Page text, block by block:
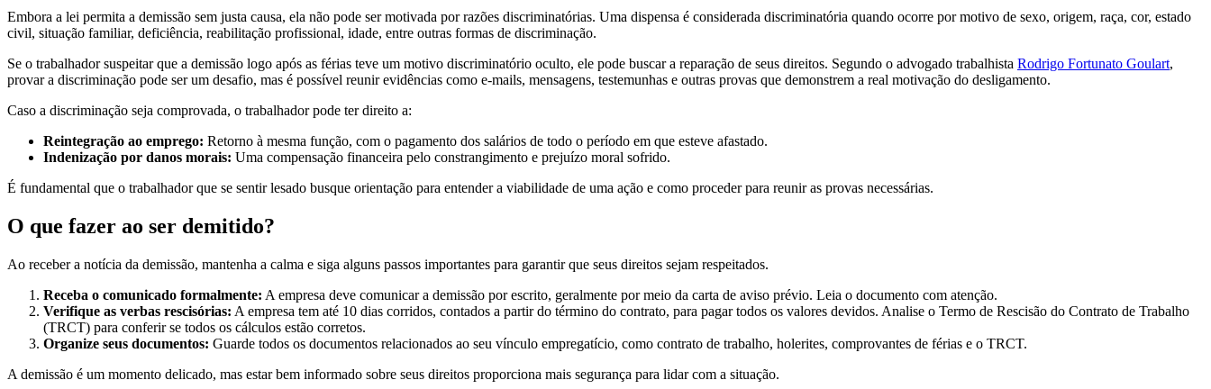
Embora a lei permita a demissão sem justa causa, ela não pode ser motivada por razões discriminatórias. Uma dispensa é considerada discriminatória quando ocorre por motivo de sexo, origem, raça, cor, estado
civil, situação familiar, deficiência, reabilitação profissional, idade, entre outras formas de discriminação.
Se o trabalhador suspeitar que a demissão logo após as férias teve um motivo discriminatório oculto, ele pode buscar a reparação de seus direitos. Segundo o advogado trabalhista Rodrigo Fortunato Goulart,
provar a discriminação pode ser um desafio, mas é possível reunir evidências como e-mails, mensagens, testemunhas e outras provas que demonstrem a real motivação do desligamento.
Caso a discriminação seja comprovada, o trabalhador pode ter direito a:
Reintegração ao emprego: Retorno à mesma função, com o pagamento dos salários de todo o período em que esteve afastado.
Indenização por danos morais: Uma compensação financeira pelo constrangimento e prejuízo moral sofrido.
É fundamental que o trabalhador que se sentir lesado busque orientação para entender a viabilidade de uma ação e como proceder para reunir as provas necessárias.
O que fazer ao ser demitido?
Ao receber a notícia da demissão, mantenha a calma e siga alguns passos importantes para garantir que seus direitos sejam respeitados.
Receba o comunicado formalmente: A empresa deve comunicar a demissão por escrito, geralmente por meio da carta de aviso prévio. Leia o documento com atenção.
Verifique as verbas rescisórias: A empresa tem até 10 dias corridos, contados a partir do término do contrato, para pagar todos os valores devidos. Analise o Termo de Rescisão do Contrato de Trabalho
(TRCT) para conferir se todos os cálculos estão corretos.
Organize seus documentos: Guarde todos os documentos relacionados ao seu vínculo empregatício, como contrato de trabalho, holerites, comprovantes de férias e o TRCT.
A demissão é um momento delicado, mas estar bem informado sobre seus direitos proporciona mais segurança para lidar com a situação.